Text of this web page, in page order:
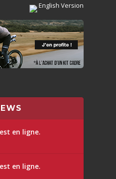
English Version
en ligne.
en ligne.